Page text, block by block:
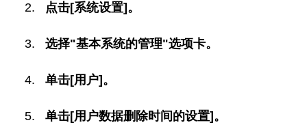
点击[系统设置]。
选择"基本系统的管理"选项卡。
单击[用户]。
单击[用户数据删除时间的设置]。